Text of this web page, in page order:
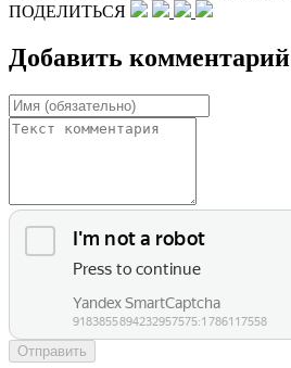
ПОДЕЛИТЬСЯ
Добавить комментарий
Отправить